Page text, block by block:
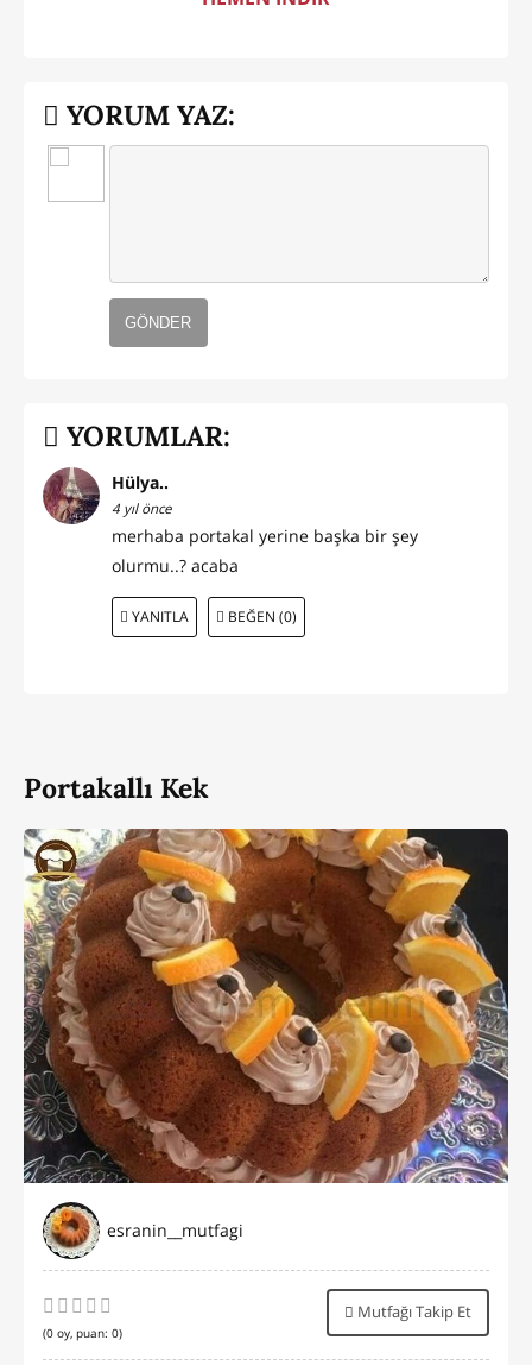
YORUM YAZ:
GÖNDER
YORUMLAR:
Hülya..
4 yıl önce
merhaba portakal yerine başka bir şey
olurmu..? acaba
YANITLA BEĞEN (0)
Portakallı Kek
esranin__mutfagi
(0 oy, puan: 0)
Mutfağı Takip Et